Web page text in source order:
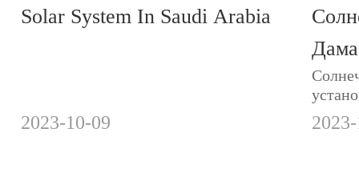
Solar System In Saudi Arabia
2023-10-09